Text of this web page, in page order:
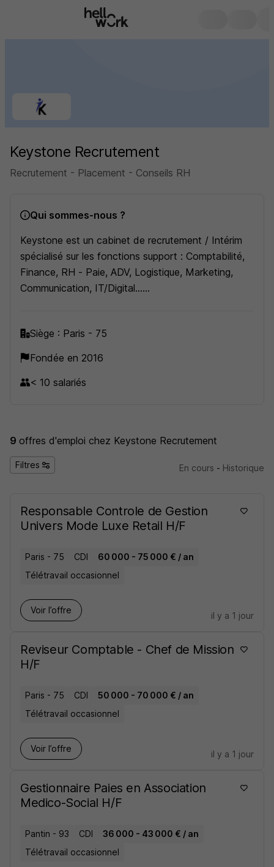
Keystone Recrutement
Recrutement - Placement - Conseils RH
Qui sommes-nous ?
Keystone est un cabinet de recrutement / Intérim
spécialisé sur les fonctions support : Comptabilité,
Finance, RH - Paie, ADV, Logistique, Marketing,
Communication, IT/Digital...
https://keystone-recrutement.com/
Siège : Paris - 75
Fondée en 2016
< 10 salariés
9 offres d'emploi chez Keystone Recrutement
Filtres En cours - Historique
Responsable Controle de Gestion
Univers Mode Luxe Retail H/F
Paris - 75 CDI
60 000 - 75 000 € / an
Télétravail occasionnel
Voir l’offre
il y a 1 jour
Reviseur Comptable - Chef de Mission
H/F
Paris - 75 CDI
50 000 - 70 000 € / an
Télétravail occasionnel
Voir l’offre
il y a 1 jour
Gestionnaire Paies en Association
Medico-Social H/F
Pantin - 93 CDI
36 000 - 43 000 € / an
Télétravail occasionnel